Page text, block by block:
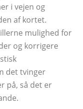
i vejen og
af ​​kortet.
mulighed for
og korrigere
det tvinger
på, så det er